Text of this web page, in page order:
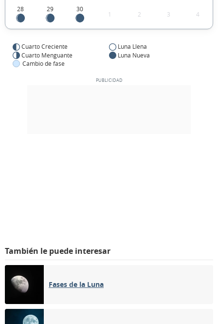
28 29 30
1 2 3 4
Cuarto Creciente
Luna Llena
Cuarto Menguante
Luna Nueva
Cambio de fase
También le puede interesar
Fases de la Luna